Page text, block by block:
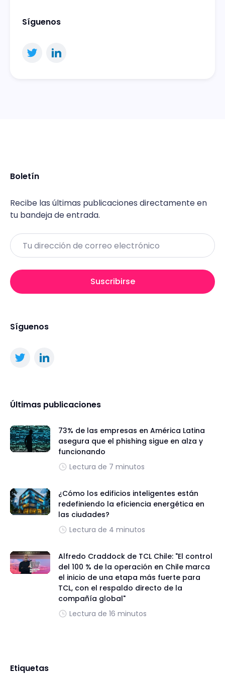
Síguenos
Boletín
Recibe las últimas publicaciones directamente en
tu bandeja de entrada.
Email
Suscribirse
Síguenos
Últimas publicaciones
73% de las empresas en América Latina
asegura que el phishing sigue en alza y
funcionando
Lectura de 7 minutos
¿Cómo los edificios inteligentes están
redefiniendo la eficiencia energética en
las ciudades?
Lectura de 4 minutos
Alfredo Craddock de TCL Chile: "El control
del 100 % de la operación en Chile marca
el inicio de una etapa más fuerte para
TCL, con el respaldo directo de la
compañía global"
Lectura de 16 minutos
Etiquetas